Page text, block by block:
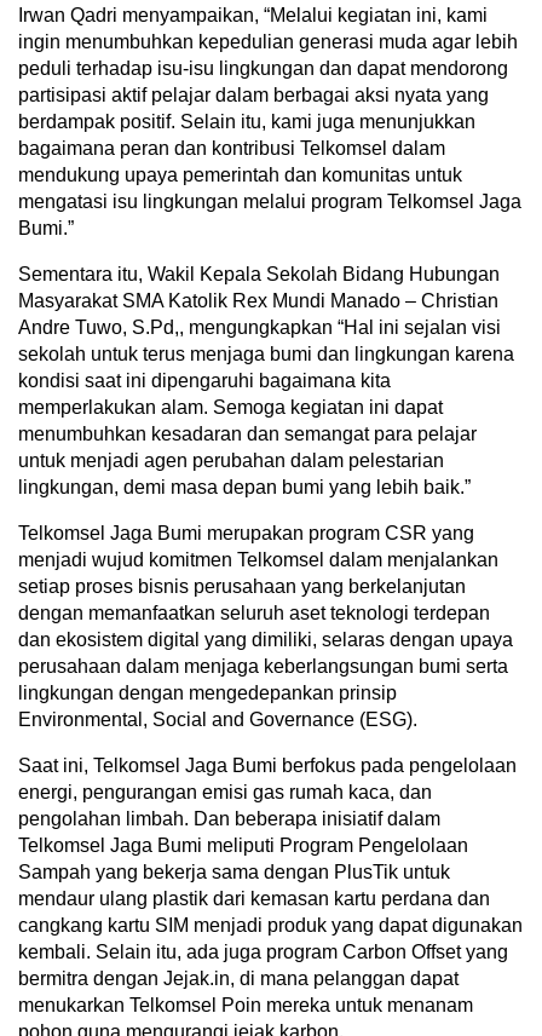
Irwan Qadri menyampaikan, “Melalui kegiatan ini, kami
ingin menumbuhkan kepedulian generasi muda agar lebih
peduli terhadap isu-isu lingkungan dan dapat mendorong
partisipasi aktif pelajar dalam berbagai aksi nyata yang
berdampak positif. Selain itu, kami juga menunjukkan
bagaimana peran dan kontribusi Telkomsel dalam
mendukung upaya pemerintah dan komunitas untuk
mengatasi isu lingkungan melalui program Telkomsel Jaga
Bumi.”
Sementara itu, Wakil Kepala Sekolah Bidang Hubungan
Masyarakat SMA Katolik Rex Mundi Manado – Christian
Andre Tuwo, S.Pd,, mengungkapkan “Hal ini sejalan visi
sekolah untuk terus menjaga bumi dan lingkungan karena
kondisi saat ini dipengaruhi bagaimana kita
memperlakukan alam. Semoga kegiatan ini dapat
menumbuhkan kesadaran dan semangat para pelajar
untuk menjadi agen perubahan dalam pelestarian
lingkungan, demi masa depan bumi yang lebih baik.”
Telkomsel Jaga Bumi merupakan program CSR yang
menjadi wujud komitmen Telkomsel dalam menjalankan
setiap proses bisnis perusahaan yang berkelanjutan
dengan memanfaatkan seluruh aset teknologi terdepan
dan ekosistem digital yang dimiliki, selaras dengan upaya
perusahaan dalam menjaga keberlangsungan bumi serta
lingkungan dengan mengedepankan prinsip
Environmental, Social and Governance (ESG).
Saat ini, Telkomsel Jaga Bumi berfokus pada pengelolaan
energi, pengurangan emisi gas rumah kaca, dan
pengolahan limbah. Dan beberapa inisiatif dalam
Telkomsel Jaga Bumi meliputi Program Pengelolaan
Sampah yang bekerja sama dengan PlusTik untuk
mendaur ulang plastik dari kemasan kartu perdana dan
cangkang kartu SIM menjadi produk yang dapat digunakan
kembali. Selain itu, ada juga program Carbon Offset yang
bermitra dengan Jejak.in, di mana pelanggan dapat
menukarkan Telkomsel Poin mereka untuk menanam
pohon guna mengurangi jejak karbon.